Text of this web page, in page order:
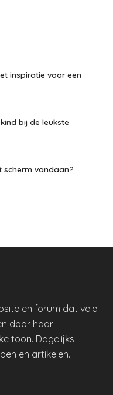
inspiratie voor een
bij de leukste
scherm vandaan?
en forum dat vele
door haar
toon. Dagelijks
en artikelen.